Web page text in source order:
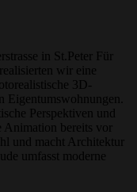
in St.Peter Für
wir eine
3D-
Eigentumswohnungen.
Perspektiven und
bereits vor
und macht Architektur
umfasst moderne